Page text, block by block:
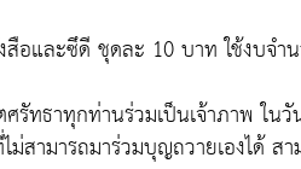
อและซึดี ชุดละ 10 บาท ใช้งบจำ
รัทธาทุกท่านร่วมเป็นเจ้าภาพ ใน
สามารถมาร่วมบุญถวายเองได้ สา